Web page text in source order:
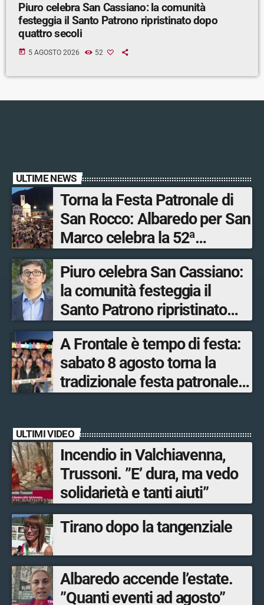
Piuro celebra San Cassiano: la comunità
festeggia il Santo Patrono ripristinato dopo
quattro secoli
today 5 AGOSTO 2026 52
ULTIME NEWS
Torna la Festa Patronale di
San Rocco: Albaredo per San
Marco celebra la 52ª
edizione della sua
manifestazione più sentita
Piuro celebra San Cassiano:
la comunità festeggia il
Santo Patrono ripristinato
dopo quattro secoli
A Frontale è tempo di festa:
sabato 8 agosto torna la
tradizionale festa patronale
musica dal vivo
ULTIMI VIDEO
Incendio in Valchiavenna,
Trussoni. ”E’ dura, ma vedo
solidarietà e tanti aiuti”
Tirano dopo la tangenziale
Albaredo accende l’estate.
”Quanti eventi ad agosto”